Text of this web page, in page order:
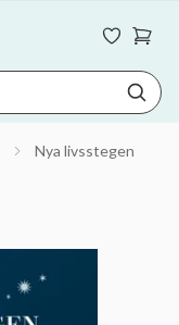
Nya livsstegen